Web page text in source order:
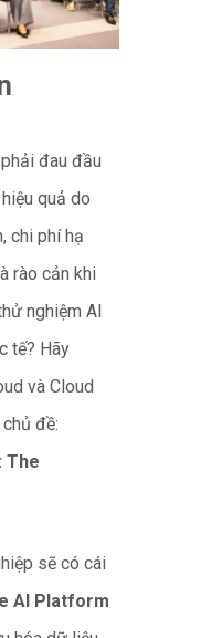
đau đầu
quả do
chi phí hạ
rào cản khi
nghiệm AI
tế? Hãy
và Cloud
đề:
The
sẽ có cái
AI Platform